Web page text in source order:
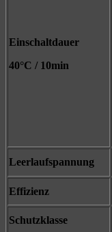
Einschaltdauer
40°C / 10min
Leerlaufspannung
Effizienz
Schutzklasse